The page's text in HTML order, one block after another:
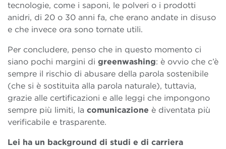
tecnologie, come i saponi, le polveri o i prodotti
anidri, di 20 o 30 anni fa, che erano andate in disuso
e che invece ora sono tornate utili.
Per concludere, penso che in questo momento ci
siano pochi margini di greenwashing: è ovvio che c’è
sempre il rischio di abusare della parola sostenibile
(che si è sostituita alla parola naturale), tuttavia,
grazie alle certificazioni e alle leggi che impongono
sempre più limiti, la comunicazione è diventata più
verificabile e trasparente.
Lei ha un background di studi e di carriera